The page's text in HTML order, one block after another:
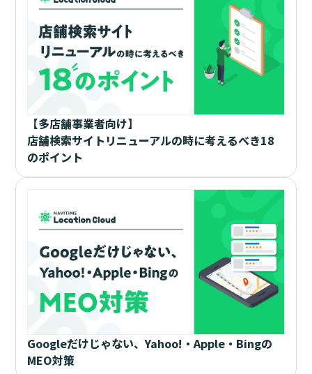
【多店舗事業者向け】
店舗検索サイトリニューアルの時に考えるべき18
のポイント
Googleだけじゃない、Yahoo!・Apple・Bingの
MEO対策